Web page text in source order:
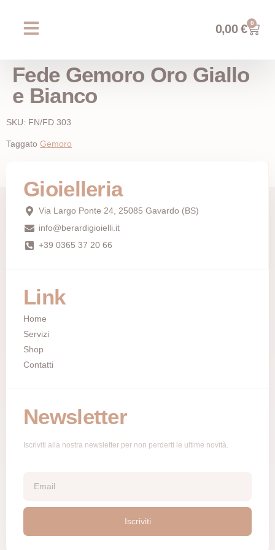
0,00€ 0
Fede Gemoro Oro Giallo
e Bianco
SKU: FN/FD 303
Taggato Gemoro
Gioielleria
Via Largo Ponte 24, 25085 Gavardo (BS)
info@berardigioielli.it
+39 0365 37 20 66
Link
Home
Servizi
Shop
Contatti
Newsletter
Iscriviti alla nostra newsletter per non perderti le ultime novità.
Iscriviti